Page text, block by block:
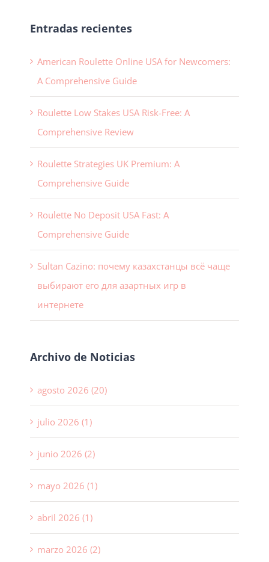
Entradas recientes
American Roulette Online USA for Newcomers:
A Comprehensive Guide
Roulette Low Stakes USA Risk-Free: A
Comprehensive Review
Roulette Strategies UK Premium: A
Comprehensive Guide
Roulette No Deposit USA Fast: A
Comprehensive Guide
Sultan Cazino: почему казахстанцы всё чаще
выбирают его для азартных игр в
интернете
Archivo de Noticias
agosto 2026 (20)
julio 2026 (1)
junio 2026 (2)
mayo 2026 (1)
abril 2026 (1)
marzo 2026 (2)